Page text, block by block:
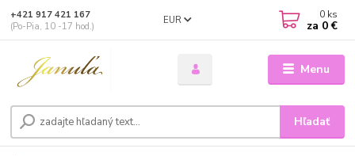
Menu
EUR
Hľadať
+421 917 421 167
(Po-Pia, 10 -17 hod.)
0 ks
za 0 €